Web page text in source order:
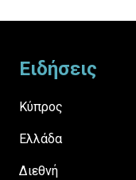
Ειδήσεις
Κύπρος
Ελλάδα
Διεθνή